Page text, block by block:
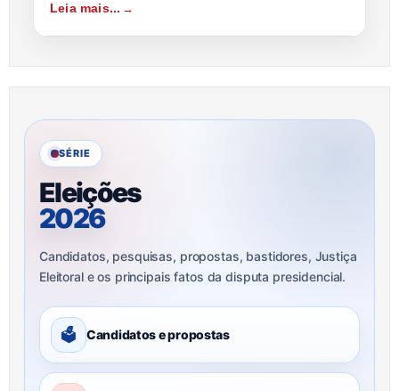
Leia mais...
SÉRIE
Eleições
2026
Candidatos, pesquisas, propostas, bastidores, Justiça
Eleitoral e os principais fatos da disputa presidencial.
🗳 Candidatos e propostas